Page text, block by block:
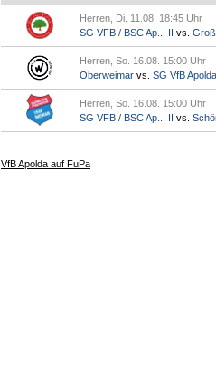
Herren, Di. 11.08. 18:45 Uhr
SG VFB / BSC Ap... II vs.
Herren, So. 16.08. 15:00 Uhr
Oberweimar vs. SG VfB Apolda
Herren, So. 16.08. 15:00 Uhr
SG VFB / BSC Ap... II vs.
VfB Apolda auf FuPa